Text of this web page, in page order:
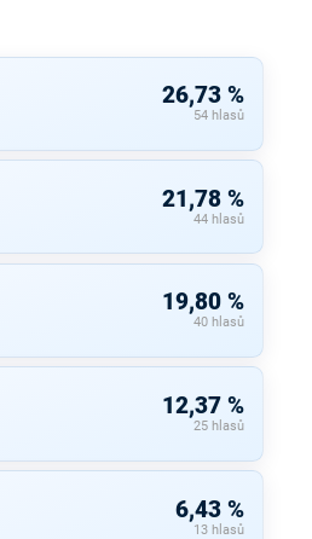
26,73 %
54 hlasů
21,78 %
44 hlasů
19,80 %
40 hlasů
12,37 %
25 hlasů
6,43 %
13 hlasů